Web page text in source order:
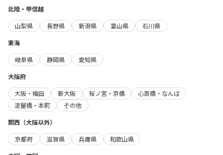
北陸・甲信越
山梨県
長野県 新潟県 富山県
石川県
東海
岐阜県
静岡県
愛知県
大阪府
大阪・梅田
新大阪 桜ノ宮・京橋
心斎橋・なんば
淀屋橋・本町
その他
関西（大阪以外）
京都府
滋賀県 兵庫県
和歌山県